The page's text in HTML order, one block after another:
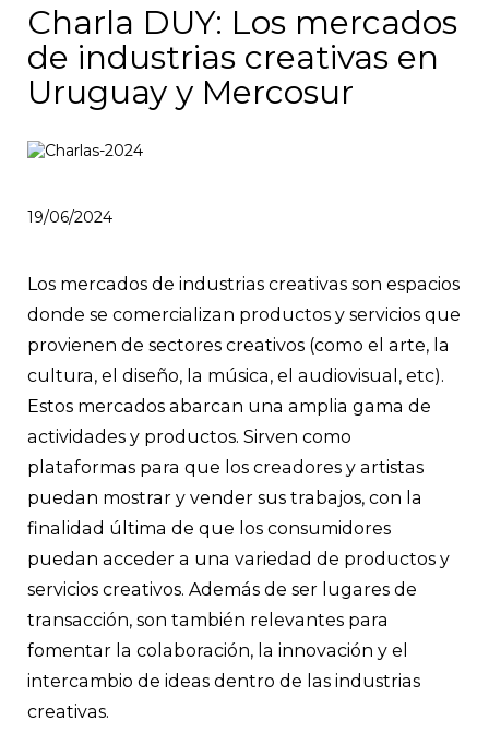
Charla DUY: Los mercados
de industrias creativas en
Uruguay y Mercosur
19/06/2024
Los mercados de industrias creativas son espacios
donde se comercializan productos y servicios que
provienen de sectores creativos (como el arte, la
cultura, el diseño, la música, el audiovisual, etc).
Estos mercados abarcan una amplia gama de
actividades y productos. Sirven como
plataformas para que los creadores y artistas
puedan mostrar y vender sus trabajos, con la
finalidad última de que los consumidores
puedan acceder a una variedad de productos y
servicios creativos. Además de ser lugares de
transacción, son también relevantes para
fomentar la colaboración, la innovación y el
intercambio de ideas dentro de las industrias
creativas.